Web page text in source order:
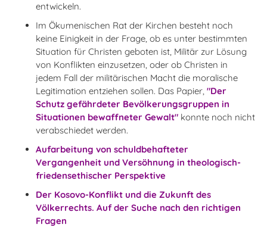
entwickeln.
Im Ökumenischen Rat der Kirchen besteht noch
keine Einigkeit in der Frage, ob es unter bestimmten
Situation für Christen geboten ist, Militär zur Lösung
von Konflikten einzusetzen, oder ob Christen in
jedem Fall der militärischen Macht die moralische
Legitimation entziehen sollen. Das Papier, "Der
Schutz gefährdeter Bevölkerungsgruppen in
Situationen bewaffneter Gewalt" konnte noch nicht
verabschiedet werden.
Aufarbeitung von schuldbehafteter
Vergangenheit und Versöhnung in theologisch-
friedensethischer Perspektive
Der Kosovo-Konflikt und die Zukunft des
Völkerrechts. Auf der Suche nach den richtigen
Fragen